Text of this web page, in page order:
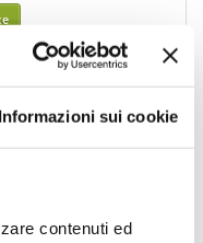
Informazioni sui cookie
contenuti ed
ai sensi della